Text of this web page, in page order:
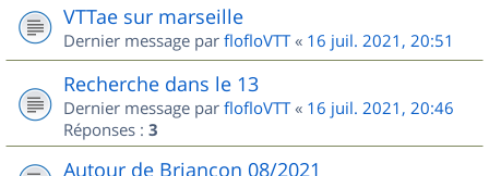
VTTae sur marseille
Dernier message par flofloVTT« 16 juil. 2021, 20:51
Recherche dans le 13
Dernier message par flofloVTT« 16 juil. 2021, 20:46
Réponses : 3
Autour de Briançon 08/2021